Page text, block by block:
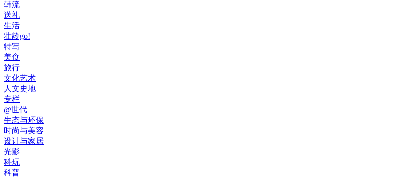
韩流
送礼
生活
壮龄go!
特写
美食
旅行
文化艺术
人文史地
专栏
@世代
生态与环保
时尚与美容
设计与家居
光影
科玩
科普